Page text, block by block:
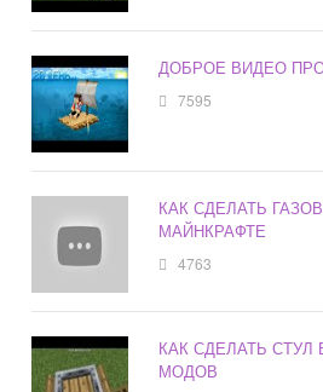
ДОБРОЕ ВИДЕО
7595
КАК СДЕЛАТЬ
МАЙНКРАФТЕ
4763
КАК СДЕЛАТЬ
МОДОВ